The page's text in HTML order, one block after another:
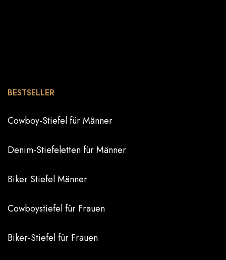
BESTSELLER
Cowboy-Stiefel für Männer
Denim-Stiefeletten für Männer
Biker Stiefel Männer
Cowboystiefel für Frauen
Biker-Stiefel für Frauen